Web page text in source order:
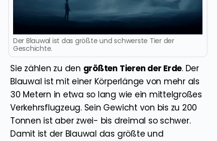
Der Blauwal ist das größte und schwerste Tier der
Geschichte.
Sie zählen zu den größten Tieren der Erde. Der
Blauwal ist mit einer Körperlänge von mehr als
30 Metern in etwa so lang wie ein mittelgroßes
Verkehrsflugzeug. Sein Gewicht von bis zu 200
Tonnen ist aber zwei- bis dreimal so schwer.
Damit ist der Blauwal das größte und